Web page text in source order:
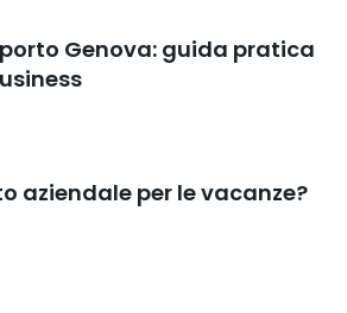
Genova: guida pratica
aziendale per le vacanze?